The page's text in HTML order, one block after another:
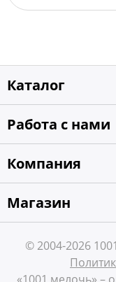
Каталог
Работа с нами
Компания
Магазин
© 2004-2026